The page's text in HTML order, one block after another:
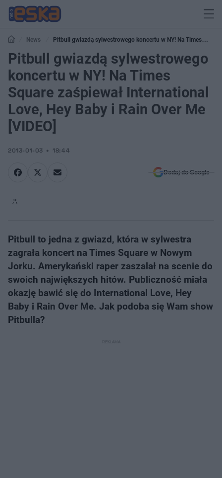
News
Pitbull gwiazdą sylwestrowego koncertu w NY! Na Times
Square zaśpiewał International Love, Hey Baby i Rain Over Me [VIDEO]
Pitbull gwiazdą sylwestrowego
koncertu w NY! Na Times
Square zaśpiewał International
Love, Hey Baby i Rain Over Me
[VIDEO]
2013-01-03 18:44
Dodaj do Google
Pitbull to jedna z gwiazd, która w sylwestra
zagrała koncert na Times Square w Nowym
Jorku. Amerykański raper zaszalał na scenie do
swoich największych hitów. Publiczność miała
okazję bawić się do International Love, Hey
Baby i Rain Over Me. Jak podoba się Wam show
Pitbulla?